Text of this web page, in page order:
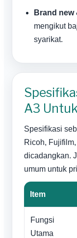
Brand
mengikut
syarikat.
A3
Spesifikasi
Ricoh,
dicadangkan.
umum untuk
Item
Fungsi
Utama